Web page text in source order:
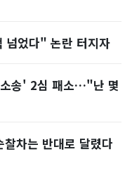
넘었다" 논란 터지자
소송' 2심 패소…"난 몇
차는 반대로 달렸다